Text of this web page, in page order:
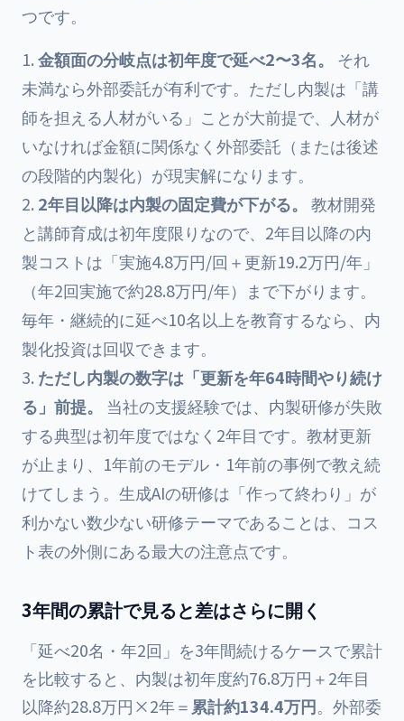
つです。
金額面の分岐点は初年度で延べ2〜3名。
それ
未満なら外部委託が有利です。ただし内製は「講
師を担える人材がいる」ことが大前提で、人材が
いなければ金額に関係なく外部委託（または後述
の段階的内製化）が現実解になります。
2年目以降は内製の固定費が下がる。 教材開発
と講師育成は初年度限りなので、2年目以降の内
製コストは「実施4.8万円/回＋更新19.2万円/年」
（年2回実施で約28.8万円/年）まで下がります。
毎年・継続的に延べ10名以上を教育するなら、内
製化投資は回収できます。
ただし内製の数字は「更新を年64時間やり続け
る」前提。
当社の支援経験では、内製研修が失敗
する典型は初年度ではなく2年目です。教材更新
が止まり、1年前のモデル・1年前の事例で教え続
けてしまう。生成AIの研修は「作って終わり」が
利かない数少ない研修テーマであることは、コス
ト表の外側にある最大の注意点です。
3年間の累計で見ると差はさらに開く
「延べ20名・年2回」を3年間続けるケースで累計
を比較すると、内製は初年度約76.8万円＋2年目
以降約28.8万円×2年＝ 累計約134.4万円。外部委